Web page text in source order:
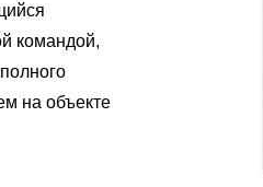
командой,
на объекте